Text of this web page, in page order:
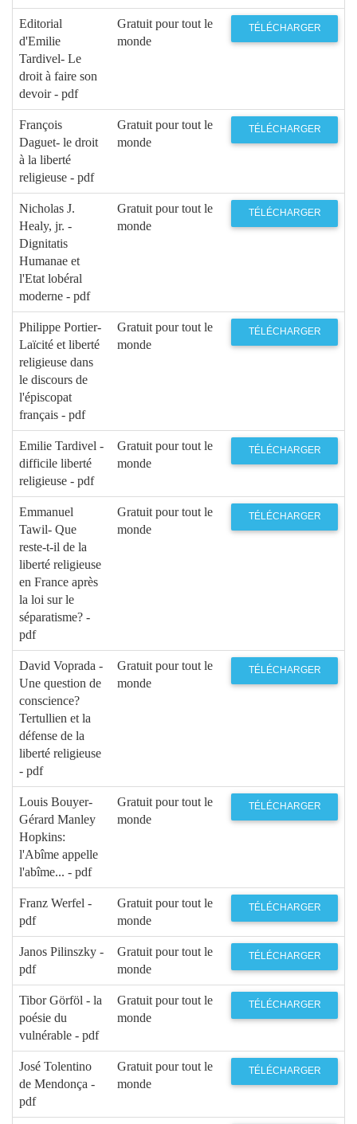
Editorial
d'Emilie
Tardivel- Le
droit à faire son
devoir - pdf
Gratuit pour tout le
monde
TÉLÉCHARGER
François
Daguet- le droit
à la liberté
religieuse - pdf
Gratuit pour tout le
monde
TÉLÉCHARGER
Nicholas J.
Healy, jr. -
Dignitatis
Humanae et
l'Etat lobéral
moderne - pdf
Gratuit pour tout le
monde
TÉLÉCHARGER
Philippe Portier-
Laïcité et liberté
religieuse dans
le discours de
l'épiscopat
français - pdf
Gratuit pour tout le
monde
TÉLÉCHARGER
Emilie Tardivel -
difficile liberté
religieuse - pdf
Gratuit pour tout le
monde
TÉLÉCHARGER
Emmanuel
Tawil- Que
reste-t-il de la
liberté religieuse
en France après
la loi sur le
séparatisme? -
pdf
Gratuit pour tout le
monde
TÉLÉCHARGER
David Voprada -
Une question de
conscience?
Tertullien et la
défense de la
liberté religieuse
- pdf
Gratuit pour tout le
monde
TÉLÉCHARGER
Louis Bouyer-
Gérard Manley
Hopkins:
l'Abîme appelle
l'abîme... - pdf
Gratuit pour tout le
monde
TÉLÉCHARGER
Franz Werfel -
pdf
Gratuit pour tout le
monde
TÉLÉCHARGER
Janos Pilinszky -
pdf
Gratuit pour tout le
monde
TÉLÉCHARGER
Tibor Görföl - la
poésie du
vulnérable - pdf
Gratuit pour tout le
monde
TÉLÉCHARGER
José Tolentino
de Mendonça -
pdf
Gratuit pour tout le
monde
TÉLÉCHARGER